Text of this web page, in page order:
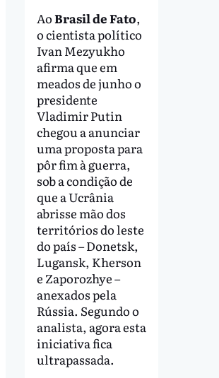
AoBrasil de Fato,
o cientista político
Ivan Mezyukho
afirma que em
meados de junho o
presidente
Vladimir Putin
chegou a anunciar
uma proposta para
pôr fim à guerra,
sob a condição de
que a Ucrânia
abrisse mão dos
territórios do leste
do país – Donetsk,
Lugansk, Kherson
e Zaporozhye –
anexados pela
Rússia. Segundo o
analista, agora esta
iniciativa fica
ultrapassada.